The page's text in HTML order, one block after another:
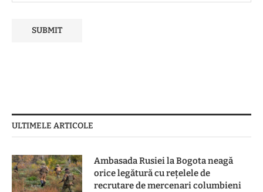
ULTIMELE ARTICOLE
Ambasada Rusiei la Bogota neagă
orice legătură cu reţelele de
recrutare de mercenari columbieni